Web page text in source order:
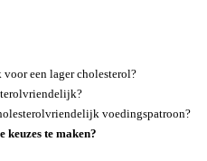
een lager cholesterol?
voedingspatroon?
keuzes te maken?